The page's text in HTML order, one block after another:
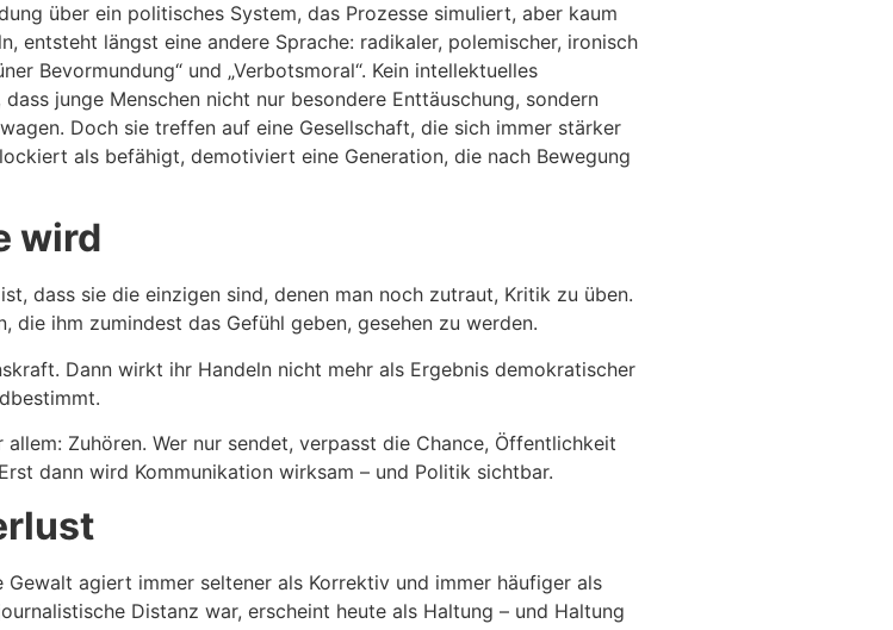
über ein politisches System, das Prozesse simuliert, aber kaum
entsteht längst eine andere Sprache: radikaler, polemischer, ironisch
Bevormundung“ und „Verbotsmoral“. Kein intellektuelles
junge Menschen nicht nur besondere Enttäuschung, sondern
Doch sie treffen auf eine Gesellschaft, die sich immer stärker
als befähigt, demotiviert eine Generation, die nach Bewegung
wird
dass sie die einzigen sind, denen man noch zutraut, Kritik zu üben.
ihm zumindest das Gefühl geben, gesehen zu werden.
Dann wirkt ihr Handeln nicht mehr als Ergebnis demokratischer
Zuhören. Wer nur sendet, verpasst die Chance, Öffentlichkeit
dann wird Kommunikation wirksam – und Politik sichtbar.
agiert immer seltener als Korrektiv und immer häufiger als
Distanz war, erscheint heute als Haltung – und Haltung